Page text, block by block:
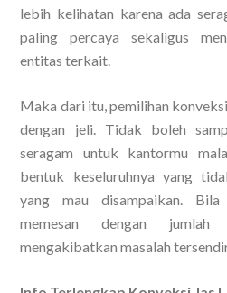
lebih kelihatan karena ada
paling percaya sekaligus
entitas terkait.
Maka dari itu, pemilihan
dengan jeli. Tidak boleh
seragam untuk kantormu
bentuk keseluruhnya yang
yang mau disampaikan.
memesan dengan
mengakibatkan masalah